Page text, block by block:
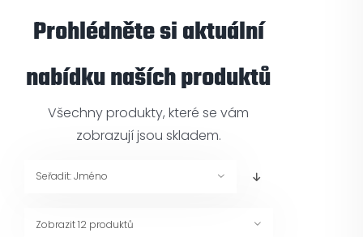
Skútry
Prohlédněte si aktuální
nabídku naších produktů
Všechny produkty, které se vám
zobrazují jsou skladem.
Seřadit:Jméno
Zobrazit12 produktů